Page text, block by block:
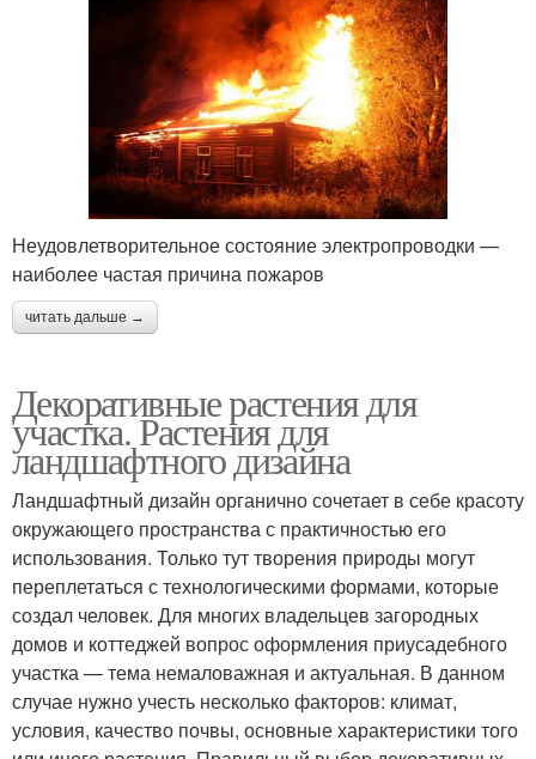
Неудовлетворительное состояние электропроводки —
наиболее частая причина пожаров
читать дальше →
Декоративные растения для
участка. Растения для
ландшафтного дизайна
Ландшафтный дизайн органично сочетает в себе красоту
окружающего пространства с практичностью его
использования. Только тут творения природы могут
переплетаться с технологическими формами, которые
создал человек. Для многих владельцев загородных
домов и коттеджей вопрос оформления приусадебного
участка — тема немаловажная и актуальная. В данном
случае нужно учесть несколько факторов: климат,
условия, качество почвы, основные характеристики того